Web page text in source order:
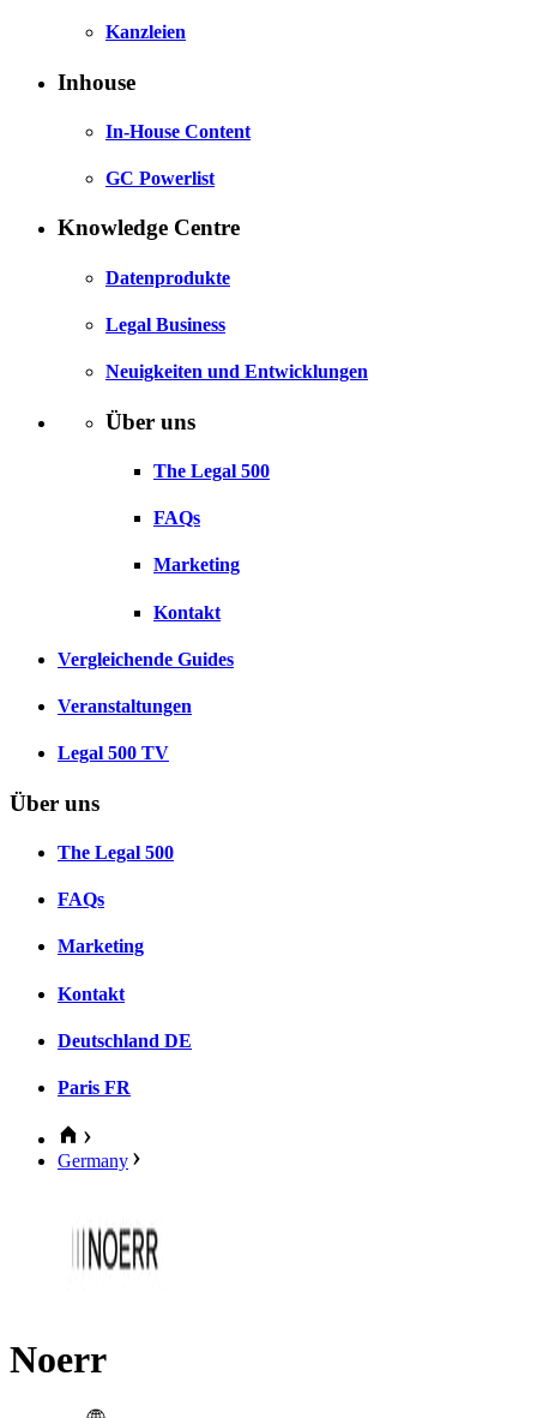
Kanzleien
Inhouse
In-House Content
GC Powerlist
Knowledge Centre
Datenprodukte
Legal Business
Neuigkeiten und Entwicklungen
Über uns
The Legal 500
FAQs
Marketing
Kontakt
Vergleichende Guides
Veranstaltungen
Legal 500 TV
Über uns
The Legal 500
FAQs
Marketing
Kontakt
Deutschland DE
Paris FR
Germany
Noerr